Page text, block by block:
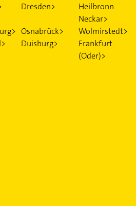
Dresden>
Heilbronn
Neckar>
Osnabrück>
Wolmirstedt>
Duisburg>
Frankfurt
(Oder)>